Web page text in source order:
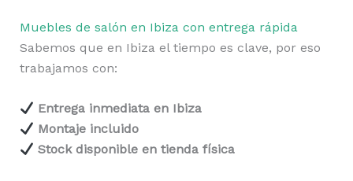
Muebles de salón en Ibiza con entrega rápida
Sabemos que en Ibiza el tiempo es clave, por eso
trabajamos con:
Entrega inmediata en Ibiza
Montaje incluido
Stock disponible en tienda física